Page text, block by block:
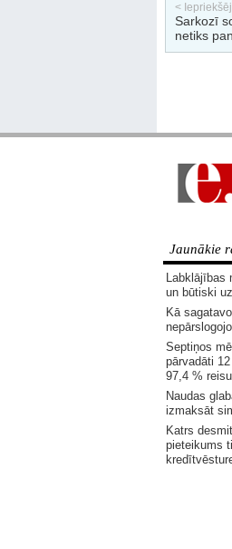
<
Sarkozī
netiks
Jaunākie
Labklājības
un būtiski
Kā
Septiņos
pārvadāti
97,4 %
Naudas
izmaksāt
Katrs
pieteikums